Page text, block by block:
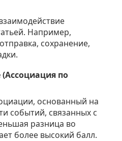
Например,
сохранение,
по
основанный на
событий, связанных с
разница во
более высокий балл.